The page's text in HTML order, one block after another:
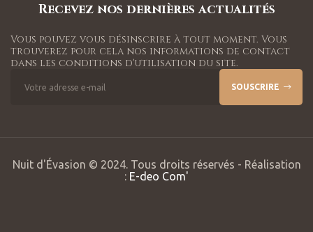
Recevez nos dernières actualités
Vous pouvez vous désinscrire à tout moment. Vous
trouverez pour cela nos informations de contact
dans les conditions d'utilisation du site.
SOUSCRIRE
Nuit d'Évasion © 2024. Tous droits réservés - Réalisation
: E-deo Com'